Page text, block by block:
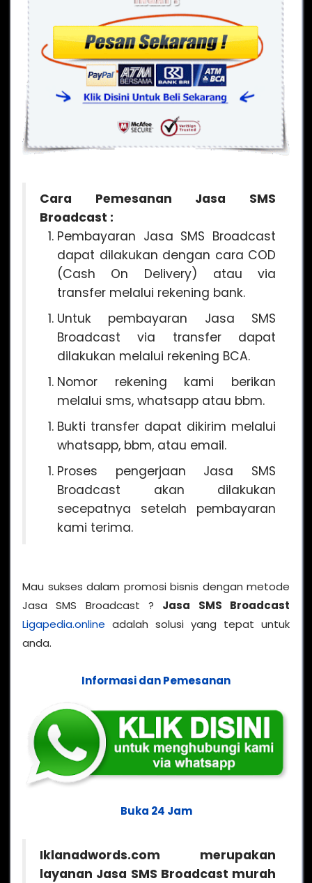
Cara Pemesanan Jasa SMS
Broadcast :
Pembayaran Jasa SMS Broadcast
dapat dilakukan dengan cara COD
(Cash On Delivery) atau via
transfer melalui rekening bank.
Untuk pembayaran Jasa SMS
Broadcast via transfer dapat
dilakukan melalui rekening BCA.
Nomor rekening kami berikan
melalui sms, whatsapp atau bbm.
Bukti transfer dapat dikirim melalui
whatsapp, bbm, atau email.
Proses pengerjaan Jasa SMS
Broadcast akan dilakukan
secepatnya setelah pembayaran
kami terima.
Mau sukses dalam promosi bisnis dengan metode
Jasa SMS Broadcast ? Jasa SMS Broadcast
Ligapedia.online adalah solusi yang tepat untuk
anda.
Informasi dan Pemesanan
Buka 24 Jam
Iklanadwords.com merupakan
layanan Jasa SMS Broadcast murah